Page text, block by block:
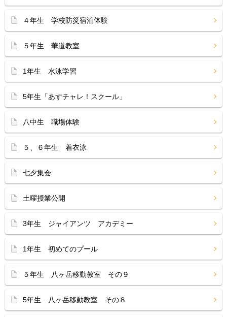
４年生 学校防災宿泊体験
５年生 華道教室
1年生 水泳学習
5年生「あすチャレ！スクール」
八中生 職場体験
５、６年生 着衣泳
七夕集会
土曜授業公開
3年生 ジャイアンツ アカデミー
1年生 初めてのプール
５年生 八ヶ岳移動教室 その９
5年生 八ヶ岳移動教室 その８